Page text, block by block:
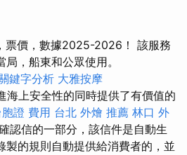
票價，數據2025-2026！ 該服務
，船東和公眾使用。
鍵字分析 大雅按摩
上安全性的同時提供了有價值的
胞證 費用 台北 外燴 推薦 林口 外
認信的一部分，該信件是自動生
製的規則自動提供給消費者的，並